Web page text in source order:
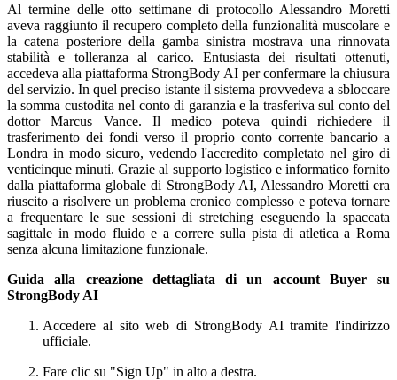
Al termine delle otto settimane di protocollo Alessandro Moretti
aveva raggiunto il recupero completo della funzionalità muscolare e
la catena posteriore della gamba sinistra mostrava una rinnovata
stabilità e tolleranza al carico. Entusiasta dei risultati ottenuti,
accedeva alla piattaforma StrongBody AI per confermare la chiusura
del servizio. In quel preciso istante il sistema provvedeva a sbloccare
la somma custodita nel conto di garanzia e la trasferiva sul conto del
dottor Marcus Vance. Il medico poteva quindi richiedere il
trasferimento dei fondi verso il proprio conto corrente bancario a
Londra in modo sicuro, vedendo l'accredito completato nel giro di
venticinque minuti. Grazie al supporto logistico e informatico fornito
dalla piattaforma globale di StrongBody AI, Alessandro Moretti era
riuscito a risolvere un problema cronico complesso e poteva tornare
a frequentare le sue sessioni di stretching eseguendo la spaccata
sagittale in modo fluido e a correre sulla pista di atletica a Roma
senza alcuna limitazione funzionale.
Guida alla creazione dettagliata di un account Buyer su
StrongBody AI
Accedere al sito web di StrongBody AI tramite l'indirizzo
ufficiale.
Fare clic su "Sign Up" in alto a destra.